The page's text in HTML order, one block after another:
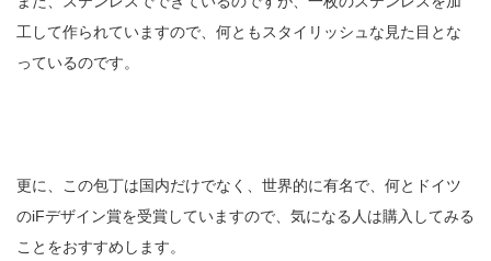
工して作られていますので、何ともスタイリッシュな見た目とな
っているのです。
更に、この包丁は国内だけでなく、世界的に有名で、何とドイツ
のiFデザイン賞を受賞していますので、気になる人は購入してみる
ことをおすすめします。